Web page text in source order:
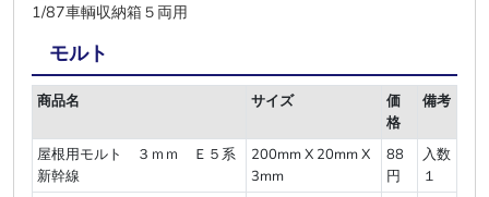
1/87車輌収納箱５両用
モルト
商品名 サイズ
価
格
備考
屋根用モルト ３ｍｍ Ｅ５系
新幹線
200mm X 20mm X
3mm
88
円
入数
１